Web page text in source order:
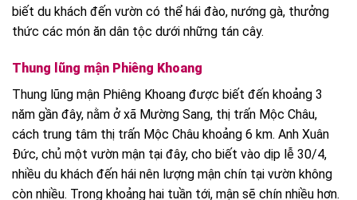
biết du khách đến vườn có thể hái đào, nướng gà, thưởng
thức các món ăn dân tộc dưới những tán cây.
Thung lũng mận Phiêng Khoang
Thung lũng mận Phiêng Khoang được biết đến khoảng 3
năm gần đây, nằm ở xã Mường Sang, thị trấn Mộc Châu,
cách trung tâm thị trấn Mộc Châu khoảng 6 km. Anh Xuân
Đức, chủ một vườn mận tại đây, cho biết vào dịp lễ 30/4,
nhiều du khách đến hái nên lượng mận chín tại vườn không
còn nhiều. Trong khoảng hai tuần tới, mận sẽ chín nhiều hơn.